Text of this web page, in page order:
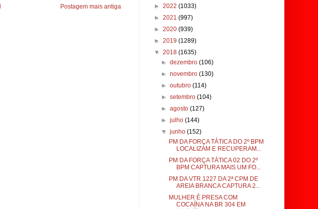
Postagem mais antiga
► 2022 (1033)
► 2021 (997)
► 2020 (939)
► 2019 (1289)
▼ 2018 (1635)
►dezembro(106)
►novembro(130)
►outubro(114)
►setembro(104)
►agosto(127)
►julho(144)
▼junho(152)
PM DA FORÇA TÁTICA DO 2º BPM
LOCALIZAM E RECUPERAM...
PM DA FORÇA TÁTICA 02 DO 2º
BPM CAPTURA MAIS UM FO...
PM DA VTR 1227 DA 2ª CPM DE
AREIA BRANCA CAPTURA 2...
MULHER É PRESA COM
COCAÍNA NA BR 304 EM